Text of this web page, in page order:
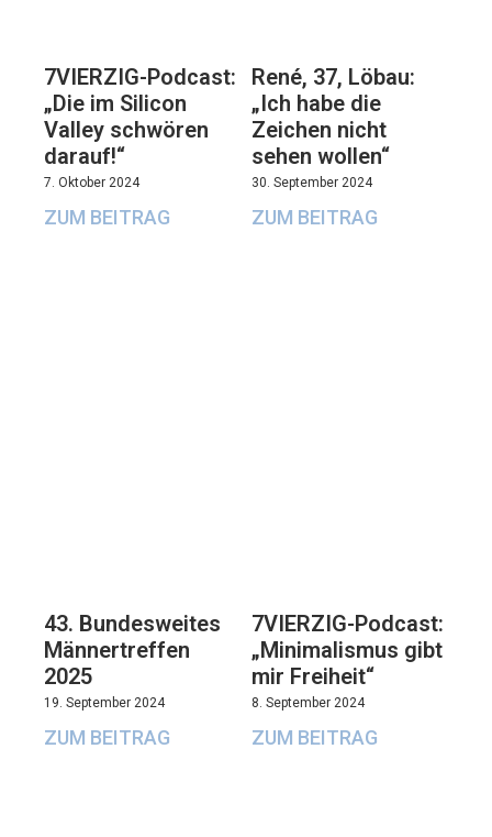
7VIERZIG-Podcast:
„Die im Silicon
Valley schwören
darauf!“
7. Oktober 2024
ZUM BEITRAG
René, 37, Löbau:
„Ich habe die
Zeichen nicht
sehen wollen“
30. September 2024
ZUM BEITRAG
43. Bundesweites
Männertreffen
2025
19. September 2024
ZUM BEITRAG
7VIERZIG-Podcast:
„Minimalismus gibt
mir Freiheit“
8. September 2024
ZUM BEITRAG